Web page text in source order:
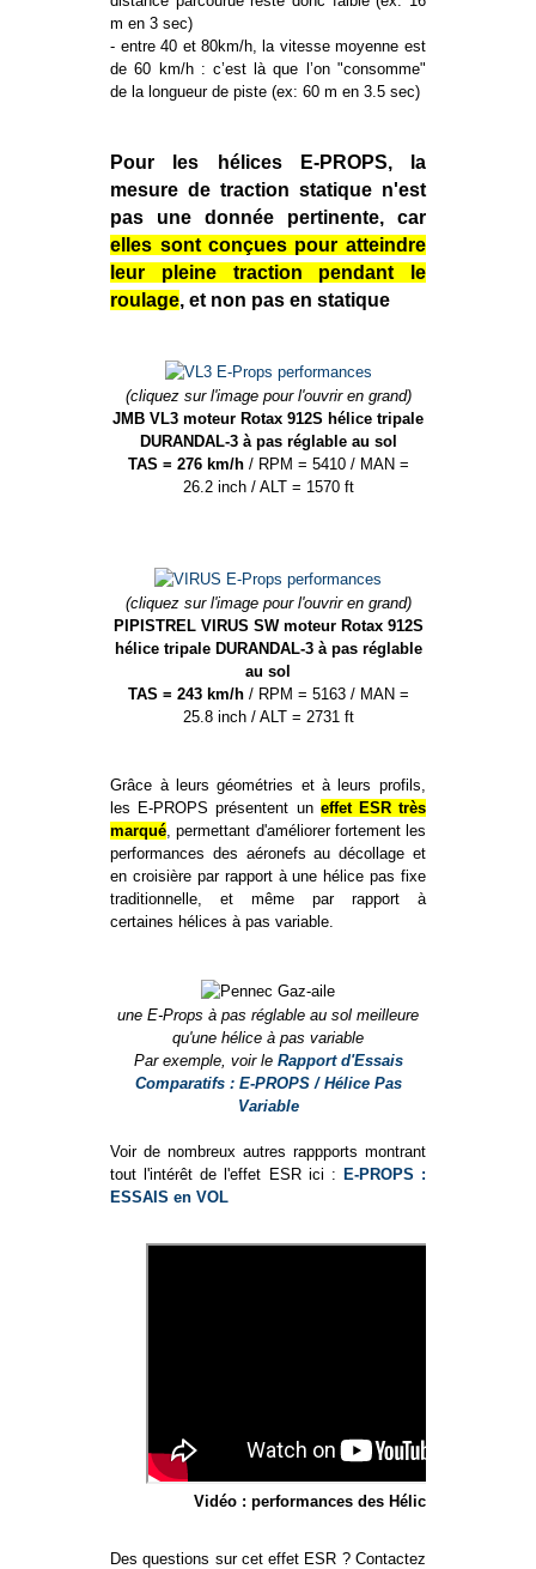
m en 3 sec)
- entre 40 et 80km/h, la vitesse moyenne est
de 60 km/h : c’est là que l’on "consomme"
de la longueur de piste (ex: 60 m en 3.5 sec)
Pour les hélices E-PROPS, la
mesure de traction statique n'est
pas une donnée pertinente, car
elles sont conçues pour atteindre
leur pleine traction pendant le
roulage, et non pas en statique
(cliquez sur l'image pour l'ouvrir en grand)
JMB VL3 moteur Rotax 912S hélice tripale
DURANDAL-3 à pas réglable au sol
TAS = 276 km/h / RPM = 5410 / MAN =
26.2 inch / ALT = 1570 ft
(cliquez sur l'image pour l'ouvrir en grand)
PIPISTREL VIRUS SW moteur Rotax 912S
hélice tripale DURANDAL-3 à pas réglable
au sol
TAS = 243 km/h / RPM = 5163 / MAN =
25.8 inch / ALT = 2731 ft
Grâce à leurs géométries et à leurs profils,
les E-PROPS présentent un effet ESR très
marqué , permettant d'améliorer fortement les
performances des aéronefs au décollage et
en croisière par rapport à une hélice pas fixe
traditionnelle, et même par rapport à
certaines hélices à pas variable.
une E-Props à pas réglable au sol meilleure
qu'une hélice à pas variable
Par exemple, voir le Rapport d'Essais
Comparatifs : E-PROPS / Hélice Pas
Variable
Voir de nombreux autres rappports montrant
tout l'intérêt de l'effet ESR ici : E-PROPS :
ESSAIS en VOL
Vidéo : performances des Hélices E-PROPS
Des questions sur cet effet ESR ? Contactez